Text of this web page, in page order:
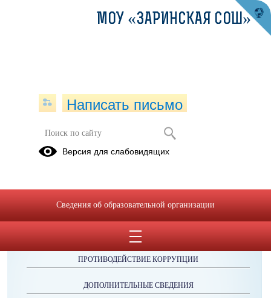
Публикации за 06.07.2025
ОБРАЩЕНИЯ ГРАЖДАН
ПРОТИВОДЕЙСТВИЕ КОРРУПЦИИ
ДОПОЛНИТЕЛЬНЫЕ СВЕДЕНИЯ
МОУ «ЗАРИНСКАЯ СОШ»
Написать письмо
Версия для слабовидящих
Сведения об образовательной организации